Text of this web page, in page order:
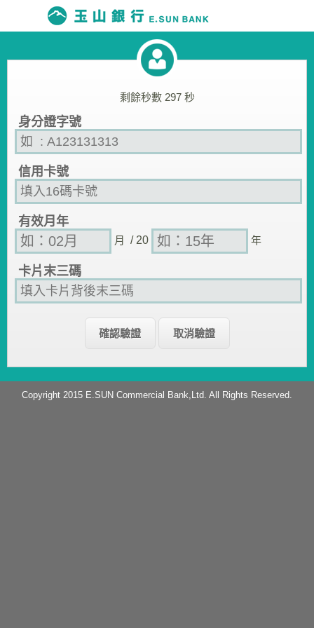
剩餘秒數 297秒
身分證字號
信用卡號
有效月年
月 / 20 年
卡片末三碼
Copyright 2015 E.SUN Commercial Bank,Ltd. All Rights Reserved.